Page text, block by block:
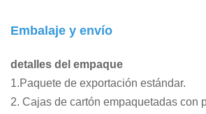
Embalaje y envío
detalles del empaque
1.Paquete de exportación estándar.
2. Cajas de cartón empaquetadas con